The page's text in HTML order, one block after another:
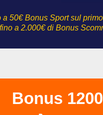
a 50€ Bonus Sport sul
fino a 2.000€ di Bonus
Bonus